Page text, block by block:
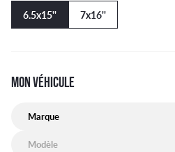
6.5x15'' 7x16''
MON VÉHICULE